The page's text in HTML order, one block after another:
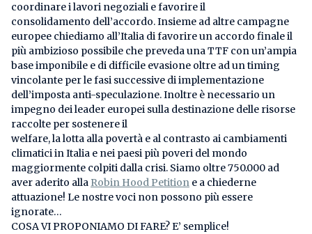
coordinare i lavori negoziali e favorire il
consolidamento dell’accordo. Insieme ad altre campagne
europee chiediamo all’Italia di favorire un accordo finale il
più ambizioso possibile che preveda una TTF con un’ampia
base imponibile e di difficile evasione oltre ad un timing
vincolante per le fasi successive di implementazione
dell’imposta anti-speculazione. Inoltre è necessario un
impegno dei leader europei sulla destinazione delle risorse
raccolte per sostenere il
welfare, la lotta alla povertà e al contrasto ai cambiamenti
climatici in Italia e nei paesi più poveri del mondo
maggiormente colpiti dalla crisi. Siamo oltre 750.000 ad
aver aderito alla Robin Hood Petition e a chiederne
attuazione! Le nostre voci non possono più essere
ignorate…
COSA VI PROPONIAMO DI FARE? E’ semplice!